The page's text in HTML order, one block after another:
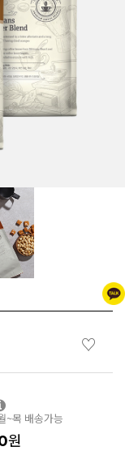
♡
~목 배송가능
원